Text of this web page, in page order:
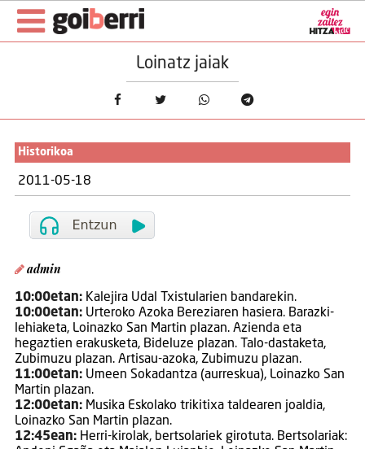
Loinatz jaiak
Historikoa
2011-05-18
admin
10:00etan:Kalejira Udal Txistularien bandarekin.
10:00etan:Urteroko Azoka Bereziaren hasiera. Barazki-
lehiaketa, Loinazko San Martin plazan. Azienda eta
hegaztien erakusketa, Bideluze plazan. Talo-dastaketa,
Zubimuzu plazan. Artisau-azoka, Zubimuzu plazan.
11:00etan: Umeen Sokadantza (aurreskua), Loinazko San
Martin plazan.
12:00etan:Musika Eskolako trikitixa taldearen joaldia,
Loinazko San Martin plazan.
12:45ean:Herri-kirolak, bertsolariek girotuta. Bertsolariak: